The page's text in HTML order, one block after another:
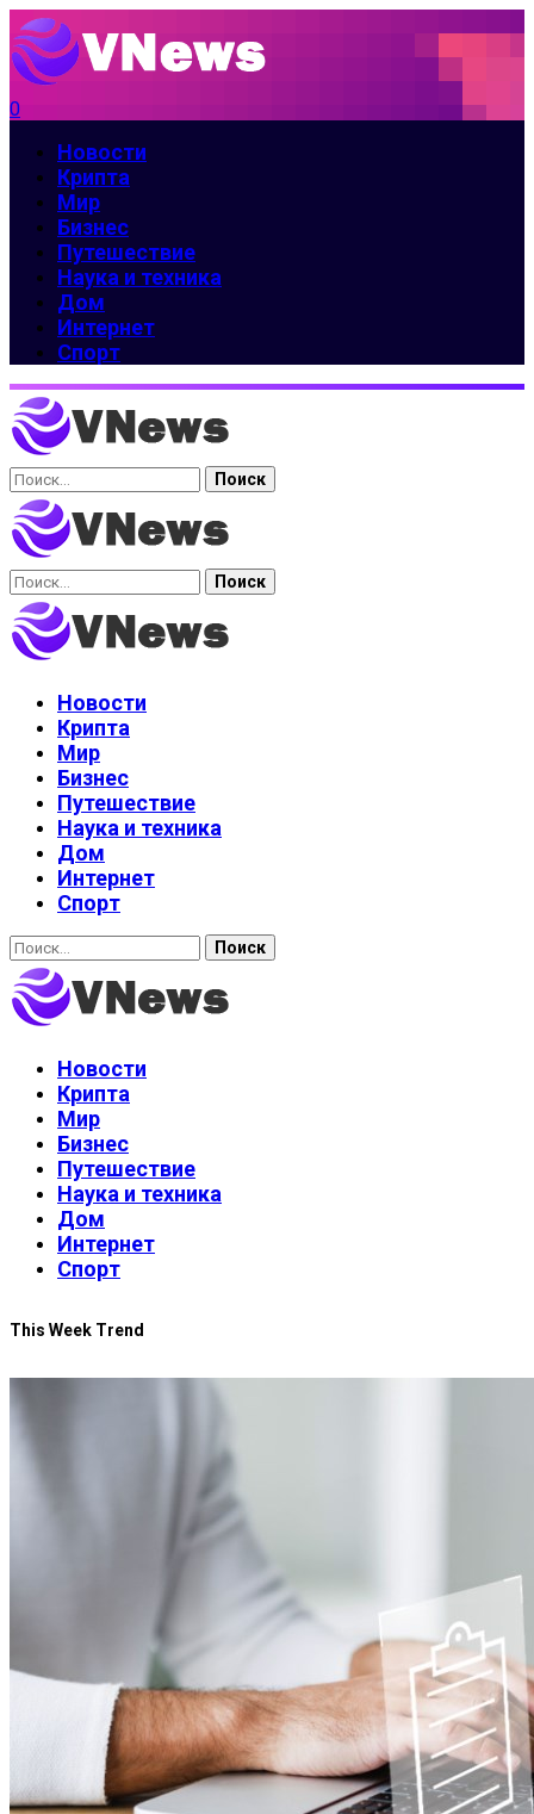
0
Новости
Крипта
Мир
Бизнес
Путешествие
Наука и техника
Дом
Интернет
Спорт
Найти:
Найти:
Новости
Крипта
Мир
Бизнес
Путешествие
Наука и техника
Дом
Интернет
Спорт
Найти:
Новости
Крипта
Мир
Бизнес
Путешествие
Наука и техника
Дом
Интернет
Спорт
This Week Trend